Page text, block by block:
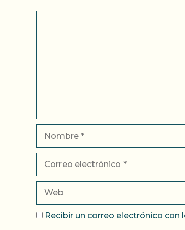
electrónico
Recibir un correo electrónico